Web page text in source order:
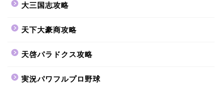
大三国志攻略
天下大豪商攻略
天啓パラドクス攻略
実況パワフルプロ野球